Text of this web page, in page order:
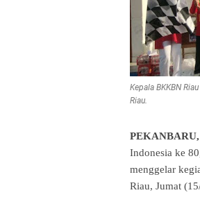
Kepala BKKBN
Riau.
Indonesia ke
menggelar
Riau, Jumat